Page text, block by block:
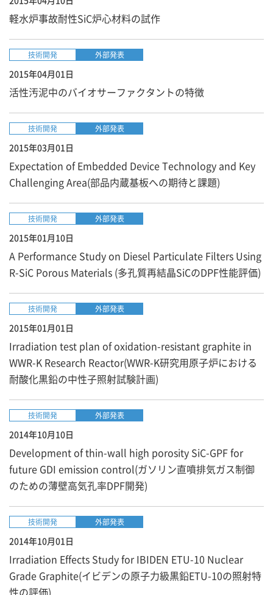
軽水炉事故耐性SiC炉心材料の試作
技術開発 外部発表
2015年04月01日
活性汚泥中のバイオサーファクタントの特徴
技術開発 外部発表
2015年03月01日
Expectation of Embedded Device Technology and Key
Challenging Area(部品内蔵基板への期待と課題)
技術開発 外部発表
2015年01月10日
A Performance Study on Diesel Particulate Filters Using
R-SiC Porous Materials (多孔質再結晶SiCのDPF性能評価)
技術開発 外部発表
2015年01月01日
Irradiation test plan of oxidation-resistant graphite in
WWR-K Research Reactor(WWR-K研究用原子炉における
耐酸化黒鉛の中性子照射試験計画)
技術開発 外部発表
2014年10月10日
Development of thin-wall high porosity SiC-GPF for
future GDI emission control(ガソリン直噴排気ガス制御
のための薄壁高気孔率DPF開発)
技術開発 外部発表
2014年10月01日
Irradiation Effects Study for IBIDEN ETU-10 Nuclear
Grade Graphite(イビデンの原子力級黒鉛ETU-10の照射特
性の評価)